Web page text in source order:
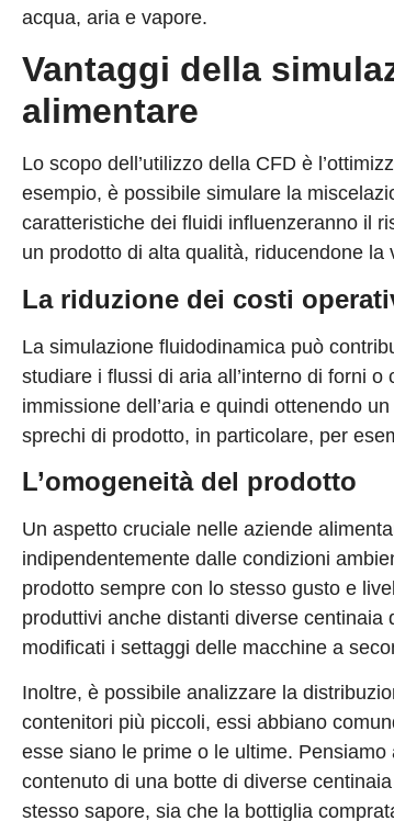
acqua, aria e vapore.
Vantaggi della
alimentare
Lo scopo dell’utilizzo della CFD è
esempio, è possibile simulare la
caratteristiche dei fluidi influenzeranno il
un prodotto di alta qualità, riducendone
La riduzione dei costi
La simulazione fluidodinamica può
studiare i flussi di aria all’interno di forni
immissione dell’aria e quindi ottenendo
sprechi di prodotto, in particolare, per
L’omogeneità del prodotto
Un aspetto cruciale nelle aziende
indipendentemente dalle condizioni
prodotto sempre con lo stesso gusto e
produttivi anche distanti diverse
modificati i settaggi delle macchine a
Inoltre, è possibile analizzare la
contenitori più piccoli, essi abbiano
esse siano le prime o le ultime.
contenuto di una botte di diverse
stesso sapore, sia che la bottiglia